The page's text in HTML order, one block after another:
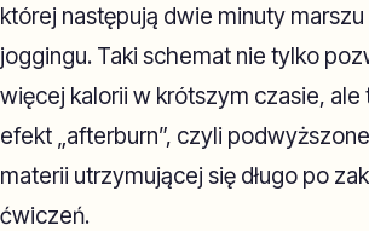
której następują dwie minuty
joggingu. Taki schemat nie tylko
więcej kalorii w krótszym czasie, ale
efekt „afterburn”, czyli
materii utrzymującej się długo po
ćwiczeń.